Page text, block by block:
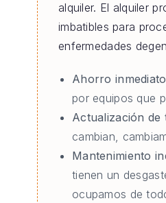
alquiler. El alquiler
imbatibles para
enfermedades
Ahorro
por equipos que
Actualización de
cambian,
Mantenimiento
tienen un
ocupamos de